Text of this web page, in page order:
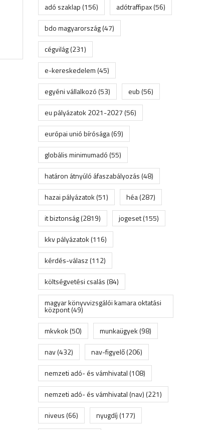
adó szaklap(156) adótraffipax(56)
bdo magyarország(47)
cégvilág(231)
e-kereskedelem(45)
egyéni vállalkozó(53) eub(56)
eu pályázatok 2021-2027(56)
európai unió bírósága(69)
globális minimumadó(55)
határon átnyúló áfaszabályozás(48)
hazai pályázatok(51) héa(287)
it biztonság(2819) jogeset(155)
kkv pályázatok(116)
kérdés-válasz(112)
költségvetési csalás(84)
magyar könyvvizsgálói kamara oktatási
központ(49)
mkvkok(50) munkaügyek(98)
nav(432) nav-figyelő(206)
nemzeti adó- és vámhivatal(108)
nemzeti adó- és vámhivatal (nav)(221)
niveus(66) nyugdíj(177)